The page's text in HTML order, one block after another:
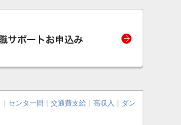
センター間 交通費支給 高収入
ダン